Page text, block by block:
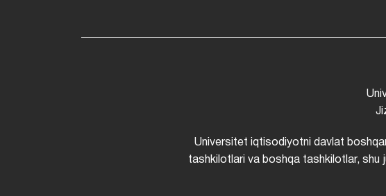
Universitet iqtisodiyotni davlat
tashkilotlari va boshqa tashkilotlar, shu